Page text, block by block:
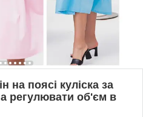
на поясі куліска за
регулювати об'єм в